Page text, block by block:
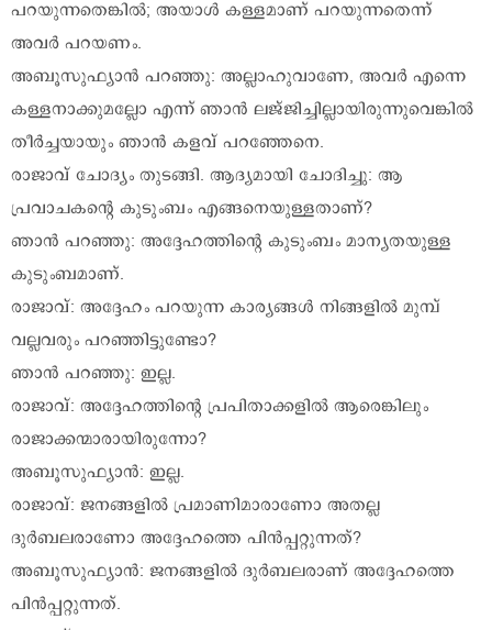
പറയുന്നതെങ്കിൽ; അയാൾ കള്ളമാണ് പറയുന്നതെന്ന്
അവർ പറയണം.
അബൂസുഫ്യാൻ പറഞ്ഞു: അല്ലാഹുവാണേ, അവർ എന്നെ
കള്ളനാക്കുമല്ലോ എന്ന് ഞാൻ ലജ്ജിച്ചില്ലായിരുന്നുവെങ്കിൽ
തീർച്ചയായും ഞാൻ കളവ് പറഞ്ഞേനെ.
രാജാവ് ചോദ്യം തുടങ്ങി. ആദ്യമായി ചോദിച്ചു: ആ
പ്രവാചകന്റെ കുടുംബം എങ്ങനെയുള്ളതാണ്?
ഞാൻ പറഞ്ഞു: അദ്ദേഹത്തിന്റെ കുടുംബം മാന്യതയുള്ള
കുടുംബമാണ്.
രാജാവ്: അദ്ദേഹം പറയുന്ന കാര്യങ്ങൾ നിങ്ങളിൽ മുമ്പ്
വല്ലവരും പറഞ്ഞിട്ടുണ്ടോ?
ഞാൻ പറഞ്ഞു: ഇല്ല.
രാജാവ്: അദ്ദേഹത്തിന്റെ പ്രപിതാക്കളിൽ ആരെങ്കിലും
രാജാക്കന്മാരായിരുന്നോ?
അബൂസുഫ്യാൻ: ഇല്ല.
രാജാവ്: ജനങ്ങളിൽ പ്രമാണിമാരാണോ അതല്ല
ദുർബലരാണോ അദ്ദേഹത്തെ പിൻപ്പറ്റുന്നത്?
അബൂസുഫ്യാൻ: ജനങ്ങളിൽ ദുർബലരാണ് അദ്ദേഹത്തെ
പിൻപ്പറ്റുന്നത്.